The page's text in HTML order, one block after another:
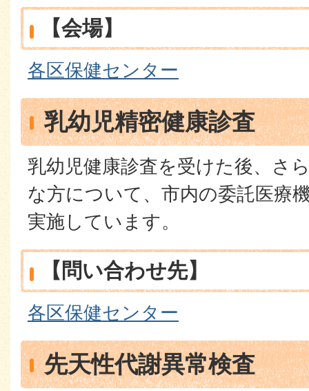
【会場】
各区保健センター
乳幼児精密健康診査
乳幼児健康診査を受けた後、さ
な方について、市内の委託医療
実施しています。
【問い合わせ先】
各区保健センター
先天性代謝異常検査